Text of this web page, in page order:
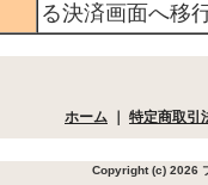
る決済画面へ移
ホーム ｜ 特定商取引
Copyright (c) 2026